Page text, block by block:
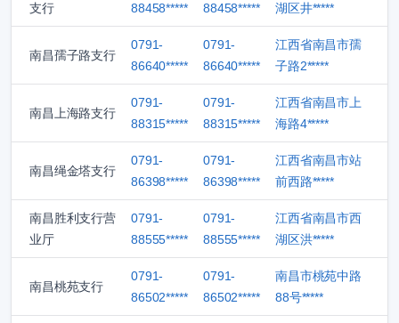
支行
88458*****
88458*****
湖区井*****
南昌孺子路支行
0791-
86640*****
0791-
86640*****
江西省南昌市孺
子路2*****
南昌上海路支行
0791-
88315*****
0791-
88315*****
江西省南昌市上
海路4*****
南昌绳金塔支行
0791-
86398*****
0791-
86398*****
江西省南昌市站
前西路*****
南昌胜利支行营
业厅
0791-
88555*****
0791-
88555*****
江西省南昌市西
湖区洪*****
南昌桃苑支行
0791-
86502*****
0791-
86502*****
南昌市桃苑中路
88号*****